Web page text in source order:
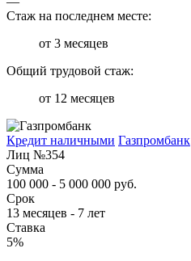
Стаж на последнем месте:
от 3 месяцев
Общий трудовой стаж:
от 12 месяцев
Кредит наличными Газпромбанк
Лиц №354
Сумма
100 000 - 5 000 000 руб.
Срок
13 месяцев - 7 лет
Ставка
5%